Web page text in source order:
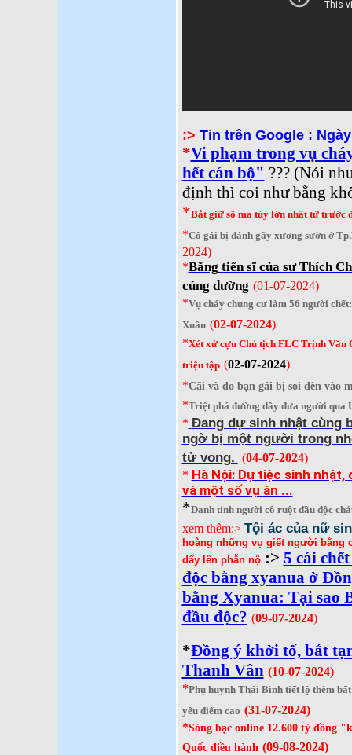
:> Tin trên Google :
*Vi phạm trong vụ
hết cán bộ" ??? (Nói
định thì coi như bằng
*Bắt giữ số ma túy lớn nhất từ trước
*Cô gái bị đánh gãy xương sườn ở
2024)
*Bằng tiến sĩ của sư Thích
cúng dường (01-07-2024)
*Vụ cháy chung cư làm 56 người
Xuân (02-07-2024)
*Xét xử cựu Chủ tịch FLC Trịnh Văn
triệu tập (02-07-2024)
*Cãi vã do bạn gái bị soi đèn vào
*Triệt phá đường dây đưa người qua
* Đang dự sinh nhật cùng
ngờ bị một người trong
tử vong. (04-07-2024)
* Hà Nội: Dự tiệc sinh
và một số vụ án ...
*Danh tính người cô ruột đầu độc
xem thêm:> Tội ác của nữ
hoàng những vụ giết người bằng
dấy lên phẫn nộ :> 5 cái
độc bằng xyanua ở
bằng Xyanua: Tại sao
đầu độc? (09-07-2024)
*Đồng ý khởi tố, bắt
Thanh Vân (10-07-2024)
*Phụ huynh Thái Bình tiết lộ thêm
yếu điểm cao (31-07-2024)
*Sòng bạc online 12.600 tỷ đồng
Quốc điều hành (09-08-2024)